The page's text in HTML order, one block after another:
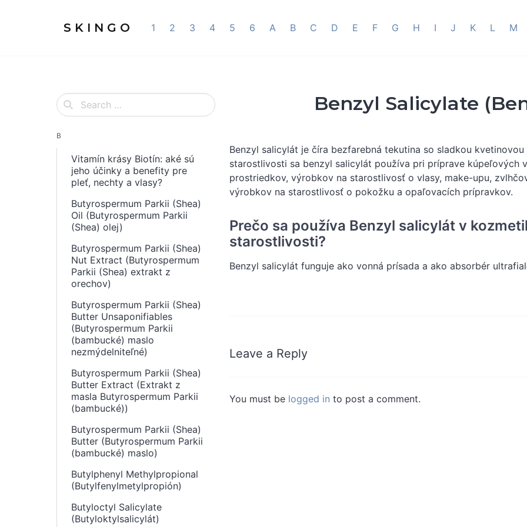
S K I N G O 1 2 3 4 5 6 A B C D E F G H I J K L M
B
Vitamín krásy Biotín: aké sú
jeho účinky a benefity pre
pleť, nechty a vlasy?
Butyrospermum Parkii (Shea)
Oil (Butyrospermum Parkii
(Shea) olej)
Butyrospermum Parkii (Shea)
Nut Extract (Butyrospermum
Parkii (Shea) extrakt z
orechov)
Butyrospermum Parkii (Shea)
Butter Unsaponifiables
(Butyrospermum Parkii
(bambucké) maslo
nezmýdelniteľné)
Butyrospermum Parkii (Shea)
Butter Extract (Extrakt z
masla Butyrospermum Parkii
(bambucké))
Butyrospermum Parkii (Shea)
Butter (Butyrospermum Parkii
(bambucké) maslo)
Butylphenyl Methylpropional
(Butylfenylmetylpropión)
Butyloctyl Salicylate
(Butyloktylsalicylát)
Benzyl Salicylate
Benzyl salicylát je číra bezfarebná tekutina so sladkou
starostlivosti sa benzyl salicylát používa pri príprave kúpeľových
prostriedkov, výrobkov na starostlivosť o vlasy, make-upu,
výrobkov na starostlivosť o pokožku a opaľovacích prípravkov.
Prečo sa používa Benzyl salicylát v
starostlivosti?
Benzyl salicylát funguje ako vonná prísada a ako absorbér
Leave a Reply
You must be logged in to post a comment.